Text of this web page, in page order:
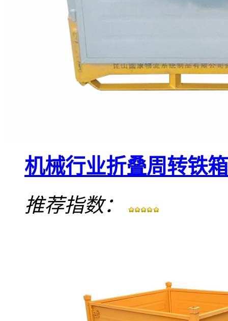
机械行业折叠周转铁箱
推荐指数：